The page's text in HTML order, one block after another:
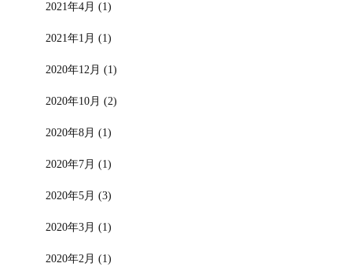
2021年4月 (1)
2021年1月 (1)
2020年12月 (1)
2020年10月 (2)
2020年8月 (1)
2020年7月 (1)
2020年5月 (3)
2020年3月 (1)
2020年2月 (1)